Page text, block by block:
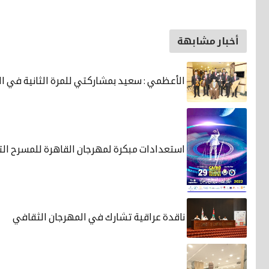
أخبار مشابهة
الأعظمي : سعيد بمشاركتي للمرة الثانية في
استعدادات مبكرة لمهرجان القاهرة للمسرح
ناقدة عراقية تشارك في المهرجان الثقافي